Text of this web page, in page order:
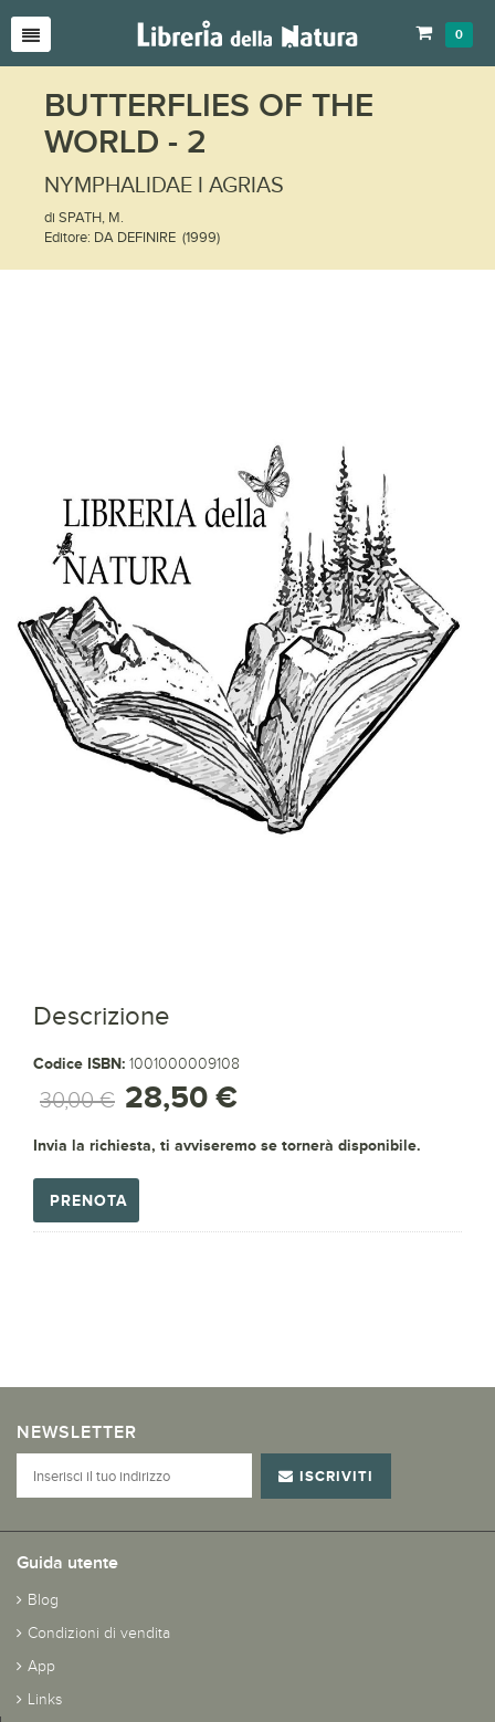
0
BUTTERFLIES OF THE
WORLD - 2
NYMPHALIDAE I AGRIAS
di SPATH, M.
Editore: DA DEFINIRE (1999)
Descrizione
Codice ISBN: 1001000009108
30,00 € 28,50 €
Invia la richiesta, ti avviseremo se tornerà disponibile.
PRENOTA
NEWSLETTER
ISCRIVITI
Guida utente
Blog
Condizioni di vendita
App
Links